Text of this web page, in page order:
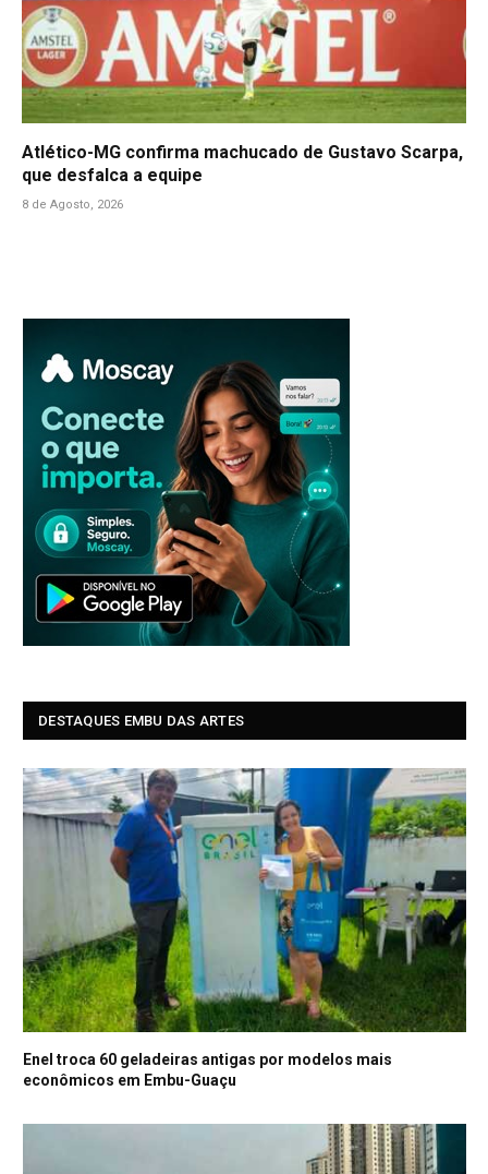
Atlético-MG confirma machucado de Gustavo Scarpa,
que desfalca a equipe
8 de Agosto, 2026
DESTAQUES EMBU DAS ARTES
Enel troca 60 geladeiras antigas por modelos mais
econômicos em Embu-Guaçu